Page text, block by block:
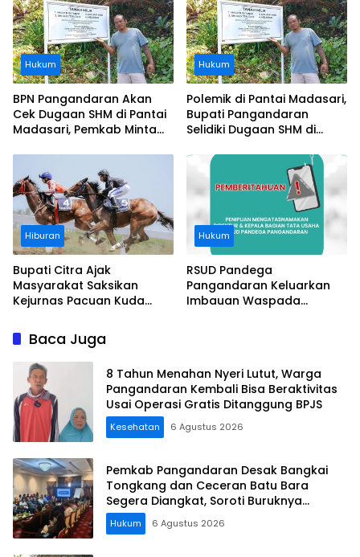
Perusahaan
Hukum
BPN Pangandaran Akan
Cek Dugaan SHM di Pantai
Madasari, Pemkab Minta
Hukum
Polemik di Pantai Madasari,
Bupati Pangandaran
Selidiki Dugaan SHM di
Pantai
Hiburan
Bupati Citra Ajak
Masyarakat Saksikan
Kejurnas Pacuan Kuda
Legokjawa
Hukum
RSUD Pandega
Pangandaran Keluarkan
Imbauan Waspada
Baca Juga
8 Tahun Menahan Nyeri Lutut, Warga
Pangandaran Kembali Bisa Beraktivitas
Usai Operasi Gratis Ditanggung BPJS
Kesehatan 6 Agustus 2026
Pemkab Pangandaran Desak Bangkai
Tongkang dan Ceceran Batu Bara
Segera Diangkat, Soroti Buruknya
Koordinasi Perusahaan
Hukum 6 Agustus 2026